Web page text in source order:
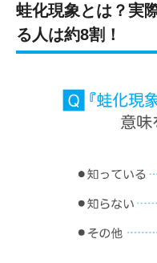
蛙化現象とは？実
る人は約8割！